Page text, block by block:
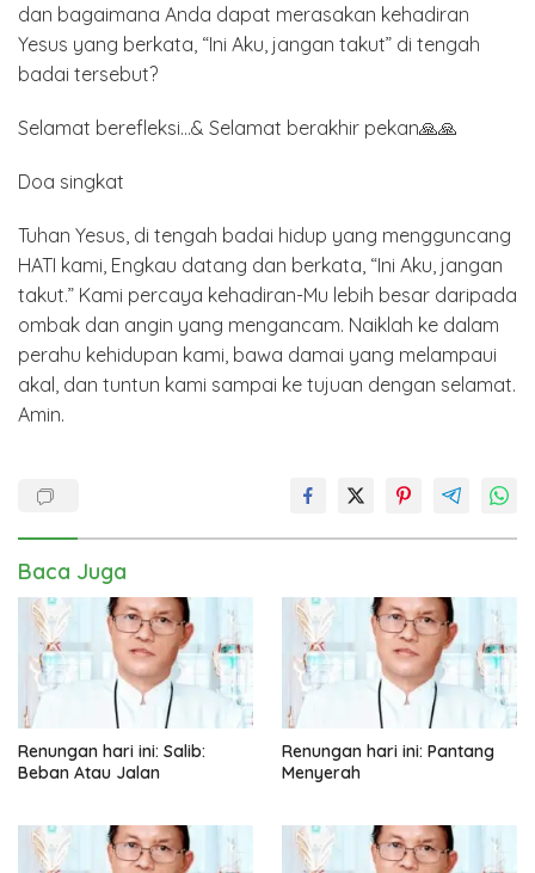
dan bagaimana Anda dapat merasakan kehadiran
Yesus yang berkata, “Ini Aku, jangan takut” di tengah
badai tersebut?
Selamat berefleksi…& Selamat berakhir pekan🙏🙏
Doa singkat
Tuhan Yesus, di tengah badai hidup yang mengguncang
HATI kami, Engkau datang dan berkata, “Ini Aku, jangan
takut.” Kami percaya kehadiran-Mu lebih besar daripada
ombak dan angin yang mengancam. Naiklah ke dalam
perahu kehidupan kami, bawa damai yang melampaui
akal, dan tuntun kami sampai ke tujuan dengan selamat.
Amin.
Baca Juga
Renungan hari ini: Salib:
Beban Atau Jalan
Renungan hari ini: Pantang
Menyerah